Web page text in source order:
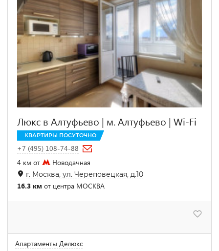
Люкс в Алтуфьево | м. Алтуфьево | Wi-Fi
КВАРТИРЫ ПОСУТОЧНО
+7 (495) 108-74-88
4 км от
Новодачная
г. Москва, ул. Череповецкая, д.10
16.3 км от центра МОСКВА
Апартаменты Делюкс